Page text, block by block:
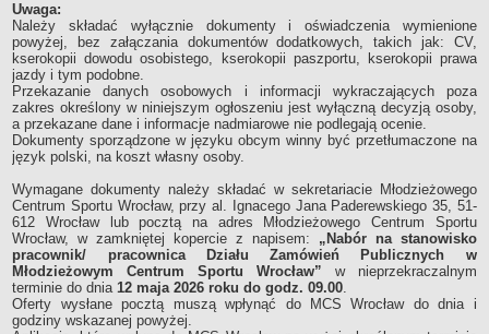
Uwaga:
Należy składać wyłącznie dokumenty i oświadczenia wymienione
powyżej, bez załączania dokumentów dodatkowych, takich jak: CV,
kserokopii dowodu osobistego, kserokopii paszportu, kserokopii prawa
jazdy i tym podobne.
Przekazanie danych osobowych i informacji wykraczających poza
zakres określony w niniejszym ogłoszeniu jest wyłączną decyzją osoby,
a przekazane dane i informacje nadmiarowe nie podlegają ocenie.
Dokumenty sporządzone w języku obcym winny być przetłumaczone na
język polski, na koszt własny osoby.
Wymagane dokumenty należy składać w sekretariacie Młodzieżowego
Centrum Sportu Wrocław, przy al. Ignacego Jana Paderewskiego 35, 51-
612 Wrocław lub pocztą na adres Młodzieżowego Centrum Sportu
Wrocław, w zamkniętej kopercie z napisem: „Nabór na stanowisko
pracownik/ pracownica Działu Zamówień Publicznych w
Młodzieżowym Centrum Sportu Wrocław” w nieprzekraczalnym
terminie do dnia12 maja 2026 roku do godz. 09.00.
Oferty wysłane pocztą muszą wpłynąć do MCS Wrocław do dnia i
godziny wskazanej powyżej.